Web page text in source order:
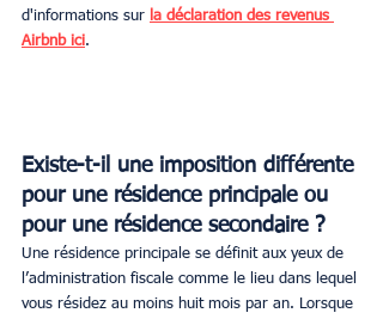
d'informations sur la déclaration des revenus
Airbnb ici.
Existe-t-il une imposition différente
pour une résidence principale ou
pour une résidence secondaire ?
Une résidence principale se définit aux yeux de
l’administration fiscale comme le lieu dans lequel
vous résidez au moins huit mois par an. Lorsque